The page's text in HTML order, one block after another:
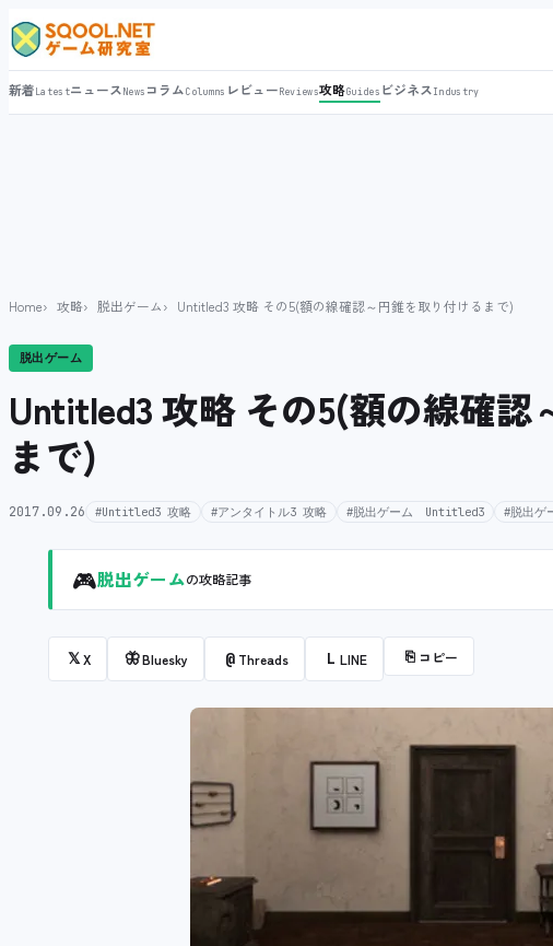
新着LatestニュースNews コラムColumns レビューReviews攻略Guides ビジネスIndustry
Home 攻略 脱出ゲーム Untitled3 攻略 その5(額の線確認～円錐を取り付けるまで)
脱出ゲーム
Untitled3 攻略 その5(額の線確認
まで)
2017.09.26 #Untitled3 攻略 #アンタイトル3 攻略 #脱出ゲーム Untitled3 #脱出
🎮脱出ゲームの攻略記事
𝕏X 🦋Bluesky @ Threads L LINE ⎘ コピー